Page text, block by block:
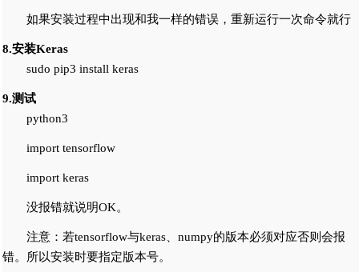
如果安装过程中出现和我一样的错误，重新运行一次命令就行
8.安装Keras
sudo pip3 install keras
9.测试
python3
import tensorflow
import keras
没报错就说明OK。
注意：若tensorflow与keras、numpy的版本必须对应否则会报
错。所以安装时要指定版本号。